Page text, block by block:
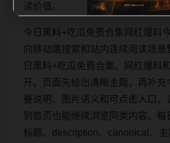
读价值。
今日黑料+吃瓜免费合集网红爆料
向移动端搜索和站内连续阅读场景
日黑料+吃瓜免费合集、网红爆料
开。页面先给出清晰主题，再补充
要说明、图片语义和可点击入口，
到首页也能继续浏览同类内容。每
标题、description、canonical、